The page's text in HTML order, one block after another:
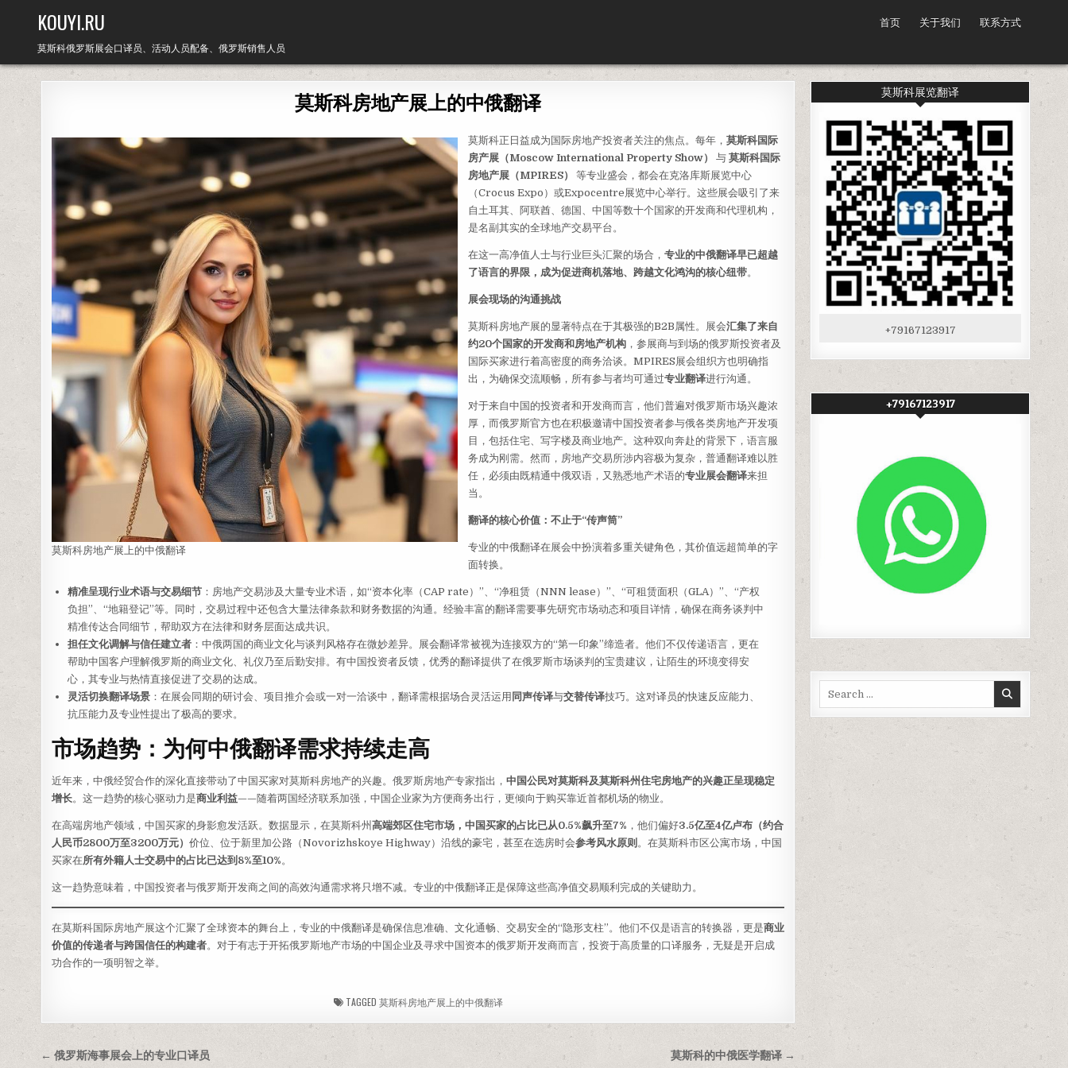
KOUYI.RU
莫斯科俄罗斯展会口译员、活动人员配备、俄罗斯销售人员
首页 关于我们 联系方式
莫斯科房地产展上的中俄翻译
莫斯科房地产展上的中俄翻译
莫斯科正日益成为国际房地产投资者关注的焦点。每年，莫斯科国际
房产展（Moscow International Property Show）
与莫斯科国际
房地产展（MPIRES）
等专业盛会，都会在克洛库斯展览中心
（Crocus Expo）或Expocentre展览中心举行。这些展会吸引了来
自土耳其、阿联酋、德国、中国等数十个国家的开发商和代理机构，
是名副其实的全球地产交易平台。
在这一高净值人士与行业巨头汇聚的场合，专业的中俄翻译早已超越
了语言的界限，成为促进商机落地、跨越文化鸿沟的核心纽带。
展会现场的沟通挑战
莫斯科房地产展的显著特点在于其极强的B2B属性。展会汇集了来自
约20个国家的开发商和房地产机构 ，参展商与到场的俄罗斯投资者及
国际买家进行着高密度的商务洽谈。MPIRES展会组织方也明确指
出，为确保交流顺畅，所有参与者均可通过专业翻译进行沟通。
对于来自中国的投资者和开发商而言，他们普遍对俄罗斯市场兴趣浓
厚，而俄罗斯官方也在积极邀请中国投资者参与俄各类房地产开发项
目，包括住宅、写字楼及商业地产。这种双向奔赴的背景下，语言服
务成为刚需。然而，房地产交易所涉内容极为复杂，普通翻译难以胜
任，必须由既精通中俄双语，又熟悉地产术语的专业展会翻译来担
当。
翻译的核心价值：不止于“传声筒”
专业的中俄翻译在展会中扮演着多重关键角色，其价值远超简单的字
面转换。
精准呈现行业术语与交易细节 ：房地产交易涉及大量专业术语，如“资本化率（CAP rate）”、“净租赁（NNN lease）”、“可租赁面积（GLA）”、“产权
负担”、“地籍登记”等。同时，交易过程中还包含大量法律条款和财务数据的沟通。经验丰富的翻译需要事先研究市场动态和项目详情，确保在商务谈判中
精准传达合同细节，帮助双方在法律和财务层面达成共识。
担任文化调解与信任建立者 ：中俄两国的商业文化与谈判风格存在微妙差异。展会翻译常被视为连接双方的“第一印象”缔造者。他们不仅传递语言，更在
帮助中国客户理解俄罗斯的商业文化、礼仪乃至后勤安排。有中国投资者反馈，优秀的翻译提供了在俄罗斯市场谈判的宝贵建议，让陌生的环境变得安
心，其专业与热情直接促进了交易的达成。
灵活切换翻译场景 ：在展会同期的研讨会、项目推介会或一对一洽谈中，翻译需根据场合灵活运用 同声传译与交替传译技巧。这对译员的快速反应能力、
抗压能力及专业性提出了极高的要求。
市场趋势：为何中俄翻译需求持续走高
近年来，中俄经贸合作的深化直接带动了中国买家对莫斯科房地产的兴趣。俄罗斯房地产专家指出，中国公民对莫斯科及莫斯科州住宅房地产的兴趣正呈现稳定
增长。这一趋势的核心驱动力是商业利益——随着两国经济联系加强，中国企业家为方便商务出行，更倾向于购买靠近首都机场的物业。
在高端房地产领域，中国买家的身影愈发活跃。数据显示，在莫斯科州高端郊区住宅市场，中国买家的占比已从0.5%飙升至7% ，他们偏好3.5亿至4亿卢布（约合
人民币2800万至3200万元）价位、位于新里加公路（Novorizhskoye Highway）沿线的豪宅，甚至在选房时会参考风水原则 。在莫斯科市区公寓市场，中国
买家在所有外籍人士交易中的占比已达到8%至10% 。
这一趋势意味着，中国投资者与俄罗斯开发商之间的高效沟通需求将只增不减。专业的中俄翻译正是保障这些高净值交易顺利完成的关键助力。
在莫斯科国际房地产展这个汇聚了全球资本的舞台上，专业的中俄翻译是确保信息准确、文化通畅、交易安全的“隐形支柱”。他们不仅是语言的转换器，更是商业
价值的传递者与跨国信任的构建者。对于有志于开拓俄罗斯地产市场的中国企业及寻求中国资本的俄罗斯开发商而言，投资于高质量的口译服务，无疑是开启成
功合作的一项明智之举。
TAGGED 莫斯科房地产展上的中俄翻译
文 莫斯科的中俄医学翻译 →
← 俄罗斯海事展会上的专业口译员
莫斯科展览翻译
+79167123917
+79167123917